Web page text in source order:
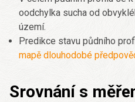
oodchylka sucha od
území.
Predikce stavu půdního
mapě dlouhodobé
Srovnání s